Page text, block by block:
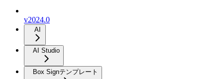
v2024.0
AI
AI Studio
Box Signテンプレート